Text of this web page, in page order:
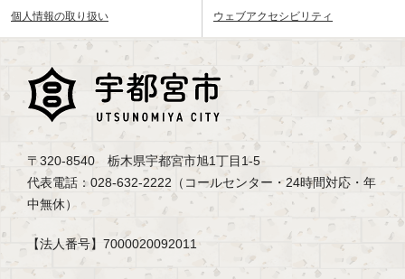
個人情報の取り扱い ウェブアクセシビリティ
〒320-8540 栃木県宇都宮市旭1丁目1-5
代表電話：028-632-2222（コールセンター・24時間対応・年
中無休）
【法人番号】7000020092011